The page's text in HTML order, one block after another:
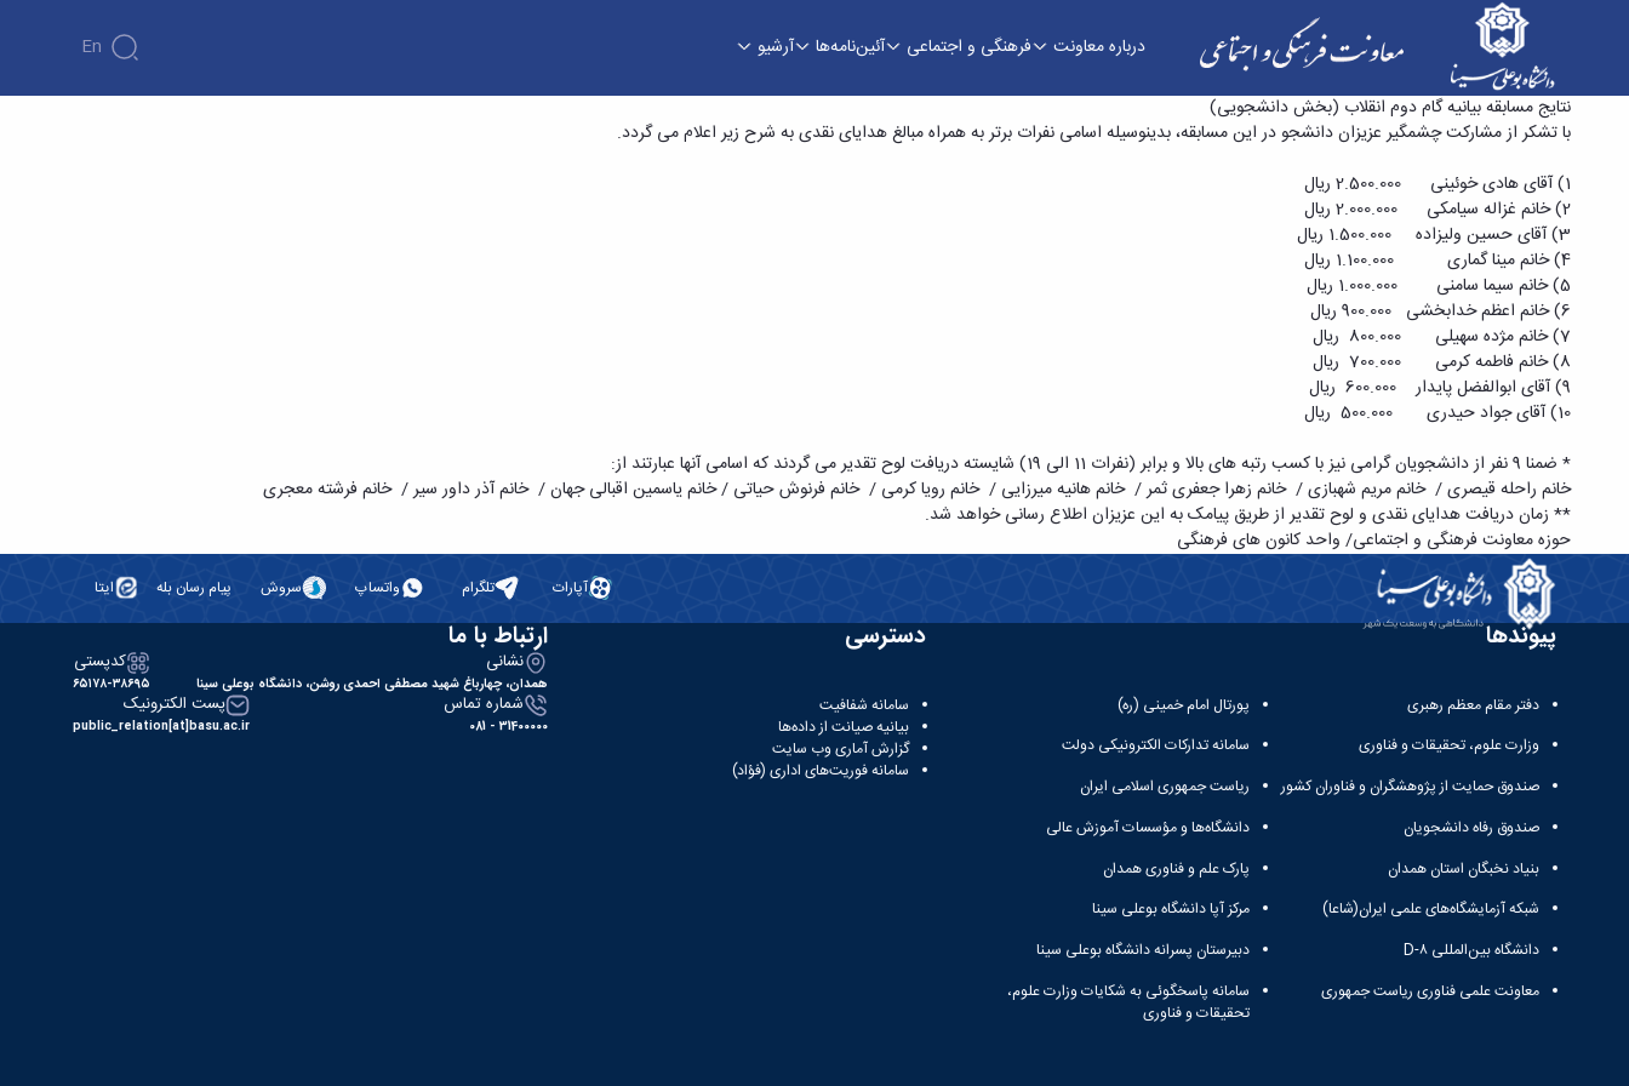
درباره معاونت فرهنگی و اجتماعی آئین‌نامه‌ها آرشیو En
نتایج مسابقه بیانیه گام دوم انقلاب (بخش دانشجویی) - معاونت فرهنگی
نتایج مسابقه بیانیه گام دوم انقلاب (بخش دانشجویی)
با تشکر از مشارکت چشمگیر عزیزان دانشجو در این مسابقه، بدینوسیله اسامی نفرات برتر به همراه مبالغ هدایای نقدی به شرح زیر اعلام می گردد.
1) آقای هادی خوئینی 2.500.000 ریال
2) خانم غزاله سیامکی 2.000.000 ریال
3) آقای حسین ولیزاده 1.500.000 ریال
4) خانم مینا گماری 1.100.000 ریال
5) خانم سیما سامنی 1.000.000 ریال
6) خانم اعظم خدابخشی 900.000 ریال
7) خانم مژده سهیلی 800.000 ریال
8) خانم فاطمه کرمی 700.000 ریال
9) آقای ابوالفضل پایدار 600.000 ریال
10) آقای جواد حیدری 500.000 ریال
* ضمنا 9 نفر از دانشجویان گرامی نیز با کسب رتبه های بالا و برابر (نفرات 11 الی 19) شایسته دریافت لوح تقدیر می گردند که اسامی آنها عبارتند از:
خانم راحله قیصری / خانم مریم شهبازی / خانم زهرا جعفری ثمر / خانم هانیه میرزایی / خانم رویا کرمی / خانم فرنوش حیاتی / خانم یاسمین اقبالی جهان / خانم آذر داور سیر / خانم فرشته معجری
** زمان دریافت هدایای نقدی و لوح تقدیر از طریق پیامک به این عزیزان اطلاع رسانی خواهد شد.
حوزه معاونت فرهنگی و اجتماعی/ واحد کانون های فرهنگی
آپارات تلگرام واتساپ سروش پیام رسان بله ایتا
پیوندها
دفتر مقام معظم رهبری
وزارت علوم، تحقیقات و فناوری
صندوق حمایت از پژوهشگران و فناوران کشور
صندوق رفاه دانشجویان
بنیاد نخبگان استان همدان
شبکه آزمایشگاه‌های علمی ایران(شاعا)
دانشگاه بین‌المللی D-۸
معاونت علمی فناوری ریاست جمهوری
پورتال امام خمینی (ره)
سامانه تدارکات الکترونیکی دولت
ریاست جمهوری اسلامی ایران
دانشگاه‌ها و مؤسسات آموزش عالی
پارک علم و فناوری همدان
مرکز آپا دانشگاه بوعلی سینا
دبیرستان پسرانه دانشگاه بوعلی سینا
سامانه پاسخگوئی به شکایات وزارت علوم،
تحقیقات و فناوری
دسترسی
سامانه شفافیت
بیانیه صیانت از داده‌ها
گزارش آماری وب‌ سایت
سامانه فوریت‌های اداری (فؤاد)
ارتباط با ما
نشانی
همدان، چهارباغ شهید مصطفی احمدی روشن، دانشگاه بوعلی سینا
کدپستی
۶۵۱۷۸-۳۸۶۹۵
شماره تماس
31400000 - 081
پست الکترونیک
public_relation[at]basu.ac.ir